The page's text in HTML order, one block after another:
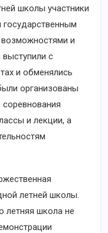
школы участники
возможностями и
с
и обменялись
организованы
и лекции, а
летней школы.
летняя школа не